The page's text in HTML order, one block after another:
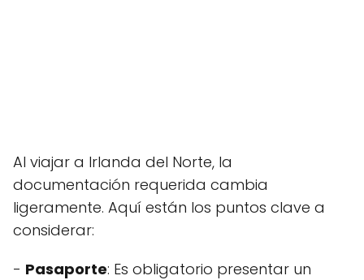
Al viajar a Irlanda del Norte, la
documentación requerida cambia
ligeramente. Aquí están los puntos clave a
considerar:
- Pasaporte: Es obligatorio presentar un